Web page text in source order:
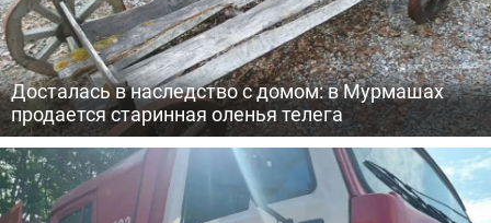
Досталась в наследство с домом: в Мурмашах
продается старинная оленья телега